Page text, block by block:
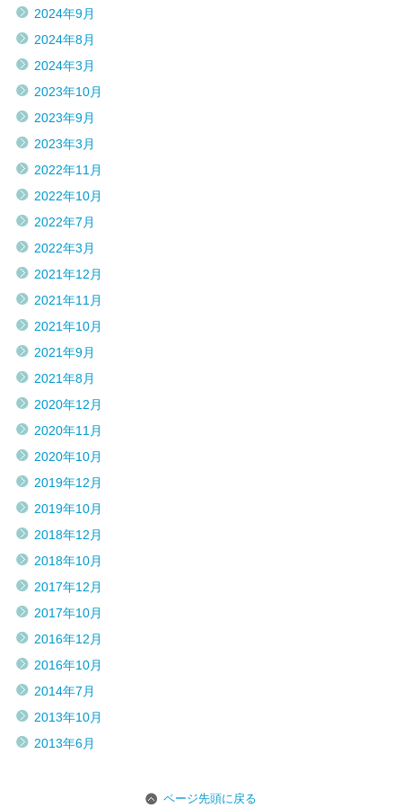
2024年9月
2024年8月
2024年3月
2023年10月
2023年9月
2023年3月
2022年11月
2022年10月
2022年7月
2022年3月
2021年12月
2021年11月
2021年10月
2021年9月
2021年8月
2020年12月
2020年11月
2020年10月
2019年12月
2019年10月
2018年12月
2018年10月
2017年12月
2017年10月
2016年12月
2016年10月
2014年7月
2013年10月
2013年6月
ページ先頭に戻る